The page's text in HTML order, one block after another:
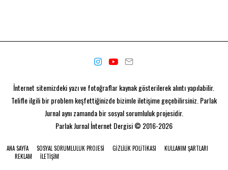
İnternet sitemizdeki yazı ve fotoğraflar kaynak gösterilerek alıntı yapılabilir.
Telifle ilgili bir problem keşfettiğinizde bizimle iletişime geçebilirsiniz. Parlak
Jurnal aynı zamanda birsosyal sorumluluk projesidir.
Parlak Jurnalİnternet Dergisi © 2016-2026
ANA SAYFA SOSYAL SORUMLULUK PROJESI GIZLILIK POLITIKASI
KULLANIM ŞARTLARI
REKLAM
İLETIŞIM